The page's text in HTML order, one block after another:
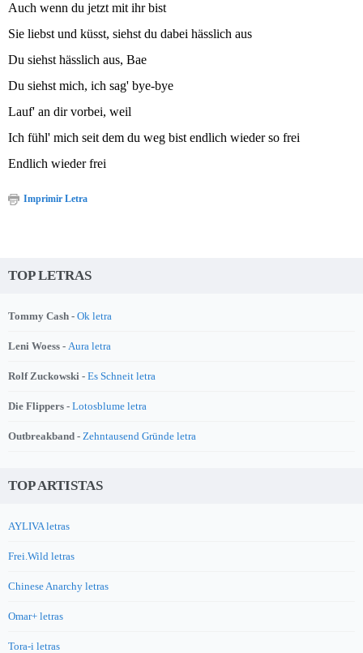
Auch wenn du jetzt mit ihr bist
Sie liebst und küsst, siehst du dabei hässlich aus
Du siehst hässlich aus, Bae
Du siehst mich, ich sag' bye-bye
Lauf' an dir vorbei, weil
Ich fühl' mich seit dem du weg bist endlich wieder so frei
Endlich wieder frei
Imprimir Letra
TOP LETRAS
Tommy Cash - Ok letra
Leni Woess - Aura letra
Rolf Zuckowski - Es Schneit letra
Die Flippers - Lotosblume letra
Outbreakband - Zehntausend Gründe letra
TOP ARTISTAS
AYLIVA letras
Frei.Wild letras
Chinese Anarchy letras
Omar+ letras
Tora-i letras